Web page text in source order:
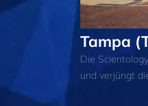
Tampa
Die
und verjüngt